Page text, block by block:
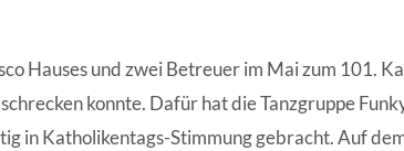
Hauses und zwei Betreuer im Mai zum 101.
konnte. Dafür hat die Tanzgruppe
in Katholikentags-Stimmung gebracht. Auf